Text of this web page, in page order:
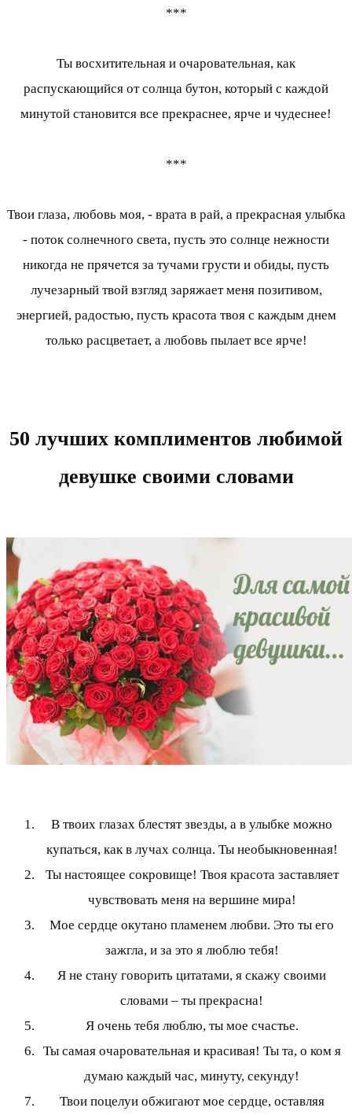
***
Ты восхитительная и очаровательная, как
распускающийся от солнца бутон, который с каждой
минутой становится все прекраснее, ярче и чудеснее!
***
Твои глаза, любовь моя, - врата в рай, а прекрасная улыбка
- поток солнечного света, пусть это солнце нежности
никогда не прячется за тучами грусти и обиды, пусть
лучезарный твой взгляд заряжает меня позитивом,
энергией, радостью, пусть красота твоя с каждым днем
только расцветает, а любовь пылает все ярче!
50 лучших комплиментов любимой
девушке своими словами
В твоих глазах блестят звезды, а в улыбке можно
купаться, как в лучах солнца. Ты необыкновенная!
Ты настоящее сокровище! Твоя красота заставляет
чувствовать меня на вершине мира!
Мое сердце окутано пламенем любви. Это ты его
зажгла, и за это я люблю тебя!
Я не стану говорить цитатами, я скажу своими
словами – ты прекрасна!
Я очень тебя люблю, ты мое счастье.
Ты самая очаровательная и красивая! Ты та, о ком я
думаю каждый час, минуту, секунду!
Твои поцелуи обжигают мое сердце, оставляя